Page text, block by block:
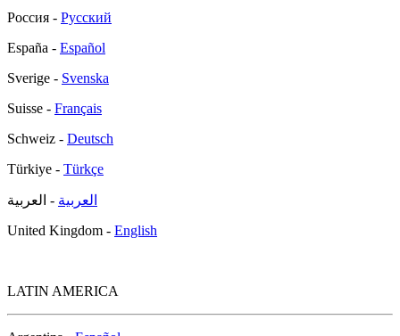
Россия - Русский
España - Español
Sverige - Svenska
Suisse - Français
Schweiz - Deutsch
Türkiye - Türkçe
العربية - العربية
United Kingdom - English
LATIN AMERICA